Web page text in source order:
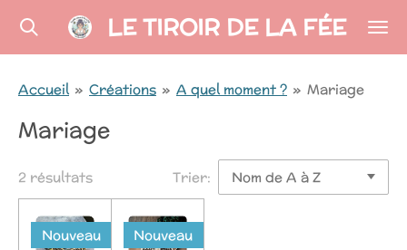
Passer
principal
LE TIROIR DE LA FÉE
Accueil » Créations » A quel moment ? » Mariage
Mariage
2 résultats Trier:
Nouveau Nouveau